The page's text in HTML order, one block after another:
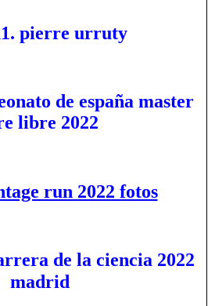
pierre urruty
de españa master
libre 2022
run 2022 fotos
de la ciencia 2022
madrid